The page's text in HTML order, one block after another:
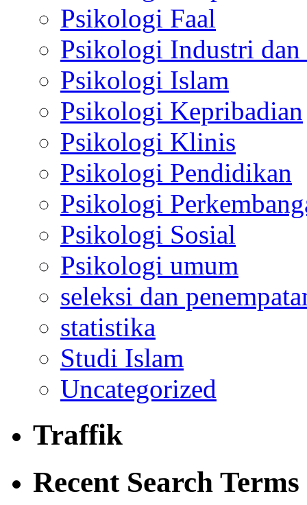
Psikologi Faal
Psikologi Industri dan
Psikologi Islam
Psikologi Kepribadian
Psikologi Klinis
Psikologi Pendidikan
Psikologi
Psikologi Sosial
Psikologi umum
seleksi dan
statistika
Studi Islam
Uncategorized
Traffik
Recent Search Terms